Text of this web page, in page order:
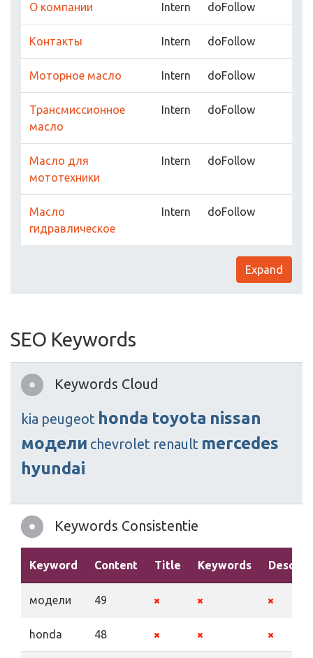
О компании Intern doFollow
Контакты Intern doFollow
Моторное масло Intern doFollow
Трансмиссионное
масло
Intern doFollow
Масло для
мототехники
Intern doFollow
Масло
гидравлическое
Intern doFollow
Expand
SEO Keywords
Keywords Cloud
kia peugeot honda toyota nissan
модели chevrolet renault mercedes
hyundai
Keywords Consistentie
Keyword Content Title Keywords
модели 49
honda 48